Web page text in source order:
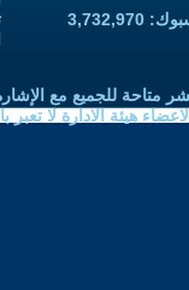
متاحة للجميع مع
هيئة الادارة لا